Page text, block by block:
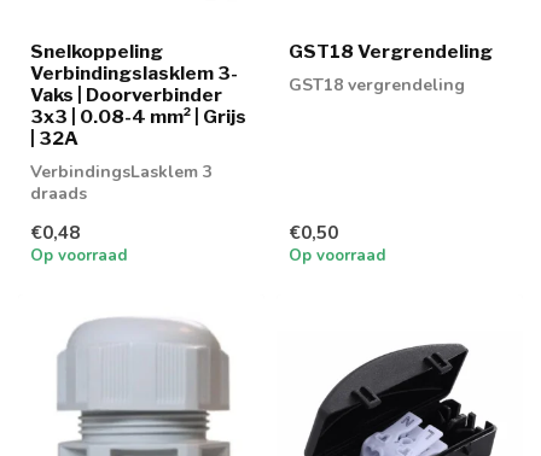
Snelkoppeling
Verbindingslasklem 3-
Vaks | Doorverbinder
3x3 | 0.08-4 mm² | Grijs
| 32A
VerbindingsLasklem 3
draads
€0,48
Op voorraad
GST18 Vergrendeling
GST18 vergrendeling
€0,50
Op voorraad